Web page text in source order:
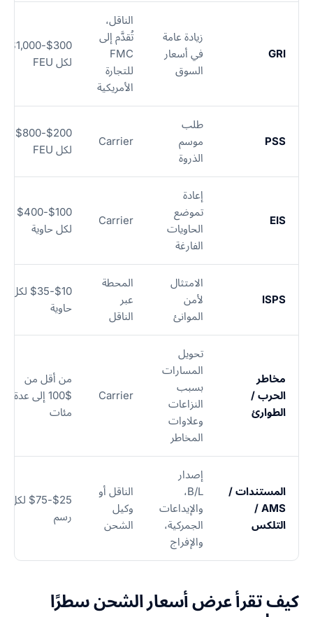
GRI
زيادة عامة
في أسعار
السوق
الناقل،
تُقدَّم إلى
FMC
للتجارة
الأمريكية
$300-$1,000
لكل FEU
PSS
طلب
موسم
الذروة
Carrier
$200-$800
لكل FEU
EIS
إعادة
تموضع
الحاويات
الفارغة
Carrier
$100-$400
لكل حاوية
ISPS
الامتثال
لأمن
الموانئ
المحطة
عبر
الناقل
$10-$35 لكل
حاوية
مخاطر
الحرب /
الطوارئ
تحويل
المسارات
بسبب
النزاعات
وعلاوات
المخاطر
Carrier
من أقل من
$100 إلى عدة
مئات
المستندات /
AMS /
التلكس
إصدار
B/L،
والإيداعات
الجمركية،
والإفراج
الناقل أو
وكيل
الشحن
$25-$75 لكل
رسم
كيف تقرأ عرض أسعار الشحن سطرًا